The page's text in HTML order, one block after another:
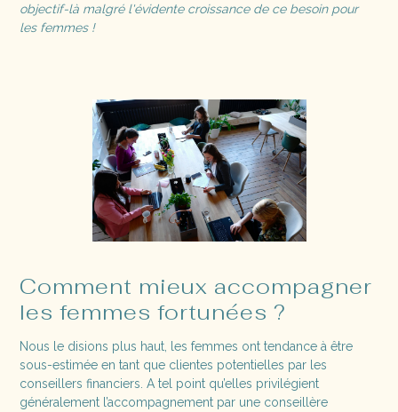
objectif-là malgré l'évidente croissance de ce besoin pour
les femmes !
Comment mieux accompagner
les femmes fortunées ?
Nous le disions plus haut, les femmes ont tendance à être
sous-estimée en tant que clientes potentielles par les
conseillers financiers. A tel point qu’elles privilégient
généralement l’accompagnement par une conseillère